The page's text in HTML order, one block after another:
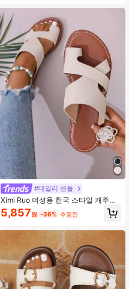
#데일리 샌들
Ximi Ruo 여성용 한국 스타일 캐주얼
플랫 슬라이드 샌들, 여름 야외 오픈
토 슬리퍼, 봄여름 신상 우븐 로마 샌
지, 블랙, 오렌지, 옐로우, 퍼플, 그레
이, 골드, 실버, 블루, 그린, 마젠타, 브
라운, 레오파드 프린트, 포멀, 휴가, 보
헤미안, 네이비 블루, 워킹 슈즈, 라인
스톤, 패브릭, 플랫 슬라우치 슈즈, 편
안한, 두꺼운 밑창, 레이스업, 반짝이
5,857원 -36% 추정된